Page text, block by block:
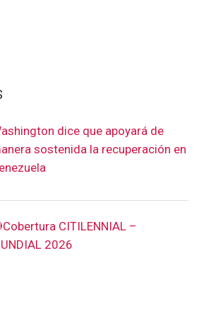
dice que apoyará de
sostenida la recuperación en
CITILENNIAL –
2026